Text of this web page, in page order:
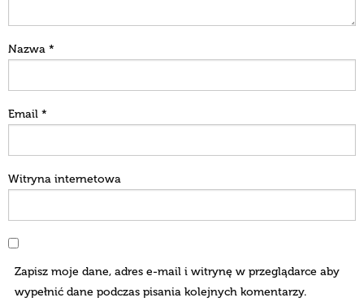
Nazwa *
Email *
Witryna internetowa
Zapisz moje dane, adres e-mail i witrynę w przeglądarce aby
wypełnić dane podczas pisania kolejnych komentarzy.